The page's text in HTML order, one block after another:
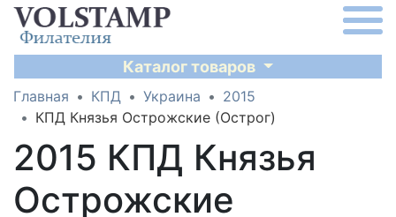
Каталог товаров
Главная КПД Украина
2015
КПД Князья Острожские (Острог)
2015 КПД Князья
Острожские